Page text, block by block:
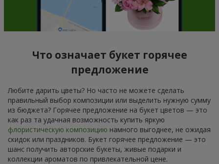
Что означает букет горячее
предложение
Любите дарить цветы? Но часто не можете сделать
правильный выбор композиции или выделить нужную сумму
из бюджета? Горячее предложение на букет цветов — это
как раз та удачная возможность купить яркую
флористическую композицию намного выгоднее, не ожидая
скидок или праздников. Букет горячее предложение — это
шанс получить авторские букеты, живые подарки и
коллекции ароматов по привлекательной цене.